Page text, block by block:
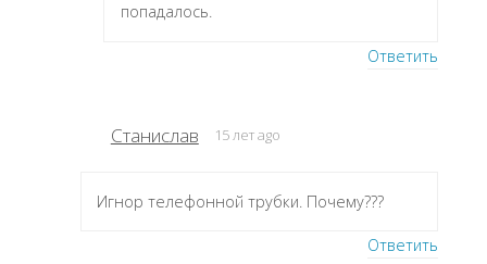
попадалось.
Ответить
Станислав 15 лет ago
Игнор телефонной трубки. Почему???
Ответить